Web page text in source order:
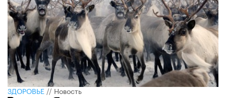
ЗДОРОВЬЕ//Новость